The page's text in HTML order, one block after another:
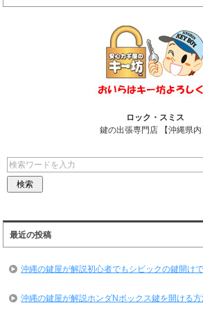
k
ロック・スミス
鍵の出張専門店 【沖縄県内
最近の投稿
沖縄の鍵屋が解説初心者でもシビックの鍵開け
沖縄の鍵屋が解説ホンダNボックス鍵を開ける